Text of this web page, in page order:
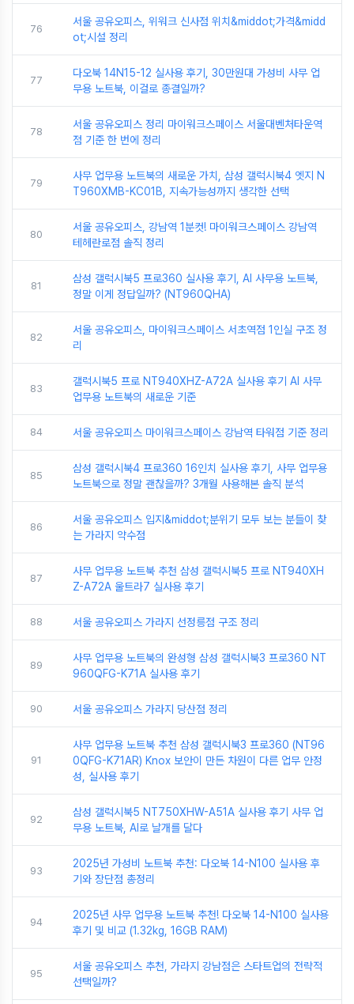
76
서울 공유오피스, 위워크 신사점 위치&middot;가격&midd
ot;시설 정리
77
다오북 14N15-12 실사용 후기, 30만원대 가성비 사무 업
무용 노트북, 이걸로 종결일까?
78
서울 공유오피스 정리 마이워크스페이스 서울대벤처타운역
점 기준 한 번에 정리
79
사무 업무용 노트북의 새로운 가치, 삼성 갤럭시북4 엣지 N
T960XMB-KC01B, 지속가능성까지 생각한 선택
80
서울 공유오피스, 강남역 1분컷! 마이워크스페이스 강남역
테헤란로점 솔직 정리
81
삼성 갤럭시북5 프로360 실사용 후기, AI 사무용 노트북,
정말 이게 정답일까? (NT960QHA)
82
서울 공유오피스, 마이워크스페이스 서초역점 1인실 구조 정
리
83
갤럭시북5 프로 NT940XHZ-A72A 실사용 후기 AI 사무
업무용 노트북의 새로운 기준
84 서울 공유오피스 마이워크스페이스 강남역 타워점 기준 정리
85
삼성 갤럭시북4 프로360 16인치 실사용 후기, 사무 업무용
노트북으로 정말 괜찮을까? 3개월 사용해본 솔직 분석
86
서울 공유오피스 입지&middot;분위기 모두 보는 분들이 찾
는 가라지 약수점
87
사무 업무용 노트북 추천 삼성 갤럭시북5 프로 NT940XH
Z-A72A 울트라7 실사용 후기
88 서울 공유오피스 가라지 선정릉점 구조 정리
89
사무 업무용 노트북의 완성형 삼성 갤럭시북3 프로360 NT
960QFG-K71A 실사용 후기
90 서울 공유오피스 가라지 당산점 정리
91
사무 업무용 노트북 추천 삼성 갤럭시북3 프로360 (NT96
0QFG-K71AR) Knox 보안이 만든 차원이 다른 업무 안정
성, 실사용 후기
92
삼성 갤럭시북5 NT750XHW-A51A 실사용 후기 사무 업
무용 노트북, AI로 날개를 달다
93
2025년 가성비 노트북 추천: 다오북 14-N100 실사용 후
기와 장단점 총정리
94
2025년 사무 업무용 노트북 추천! 다오북 14-N100 실사용
후기 및 비교 (1.32kg, 16GB RAM)
95
서울 공유오피스 추천, 가라지 강남점은 스타트업의 전략적
선택일까?